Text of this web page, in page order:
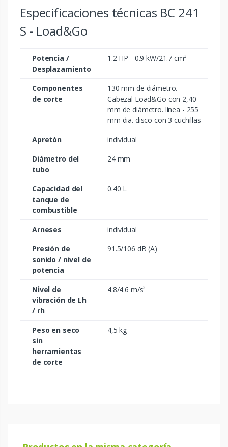
Especificaciones técnicas BC 241
S - Load&Go
Potencia /
Desplazamiento
1.2 HP - 0.9 kW/21.7 cm³
Componentes
de corte
130 mm de diámetro.
Cabezal Load&Go con 2,40
mm de diámetro. linea - 255
mm dia. disco con 3 cuchillas
Apretón
individual
Diámetro del
tubo
24 mm
Capacidad del
tanque de
combustible
0.40 L
Arneses
individual
Presión de
sonido / nivel de
potencia
91.5/106 dB (A)
Nivel de
vibración de Lh
/ rh
4.8/4.6 m/s²
Peso en seco
sin
herramientas
de corte
4,5 kg